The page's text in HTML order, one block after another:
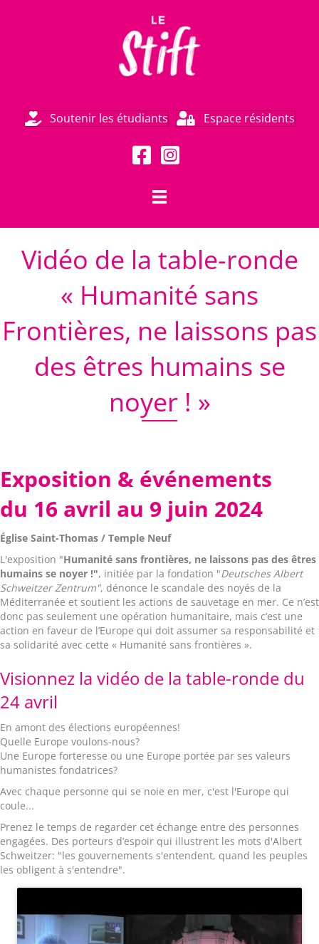
Soutenir les étudiants Espace résidents
Vidéo de la table-ronde
« Humanité sans
Frontières, ne laissons pas
des êtres humains se
noyer ! »
Exposition & événements
du 16 avril au 9 juin 2024
Église Saint-Thomas / Temple Neuf
L'exposition "Humanité sans frontières, ne laissons pas des êtres
humains se noyer !", initiée par la fondation "Deutsches Albert
Schweitzer Zentrum", dénonce le scandale des noyés de la
Méditerranée et soutient les actions de sauvetage en mer. Ce n’est
donc pas seulement une opération humanitaire, mais c’est une
action en faveur de l’Europe qui doit assumer sa responsabilité et
sa solidarité avec cette « Humanité sans frontières ».
Visionnez la vidéo de la table-ronde du
24 avril
En amont des élections européennes!
Quelle Europe voulons-nous?
Une Europe forteresse ou une Europe portée par ses valeurs
humanistes fondatrices?
Avec chaque personne qui se noie en mer, c'est l'Europe qui
coule...
Prenez le temps de regarder cet échange entre des personnes
engagées. Des porteurs d’espoir qui illustrent les mots d'Albert
Schweitzer: "les gouvernements s'entendent, quand les peuples
les obligent à s'entendre".